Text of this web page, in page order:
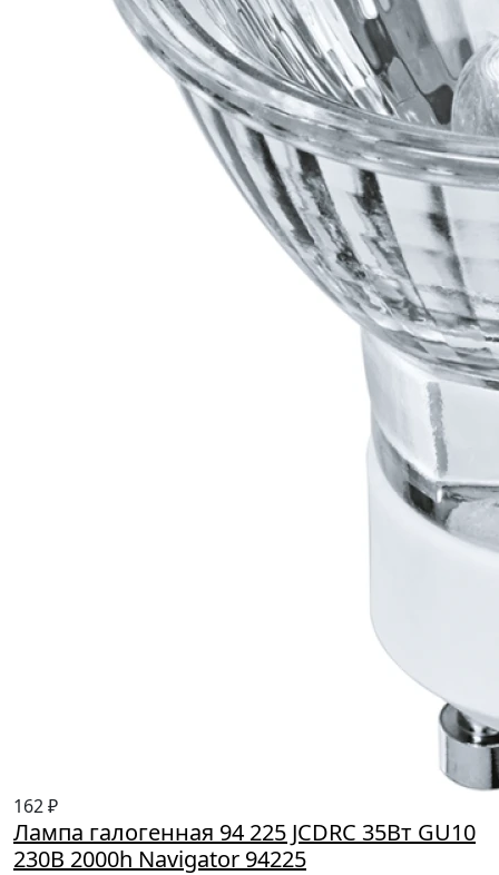
162 ₽
Лампа галогенная 94 225 JCDRC 35Вт GU10
230В 2000h Navigator 94225